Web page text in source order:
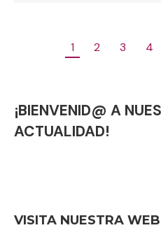
1 2 3 4
¡BIENVENID@ A
ACTUALIDAD!
VISITA NUESTRA WEB